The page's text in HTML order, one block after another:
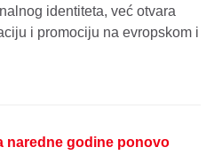
identiteta, već otvara
i promociju na evropskom i
naredne godine ponovo